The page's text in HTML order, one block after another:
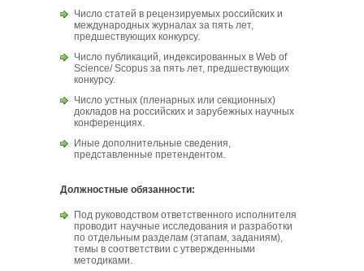
Число статей в рецензируемых российских и
международных журналах за пять лет,
предшествующих конкурсу.
Число публикаций, индексированных в Web of
Science/ Scopus за пять лет, предшествующих
конкурсу.
Число устных (пленарных или секционных)
докладов на российских и зарубежных научных
конференциях.
Иные дополнительные сведения,
представленные претендентом.
Должностные обязанности:
Под руководством ответственного исполнителя
проводит научные исследования и разработки
по отдельным разделам (этапам, заданиям),
темы в соответствии с утвержденными
методиками.